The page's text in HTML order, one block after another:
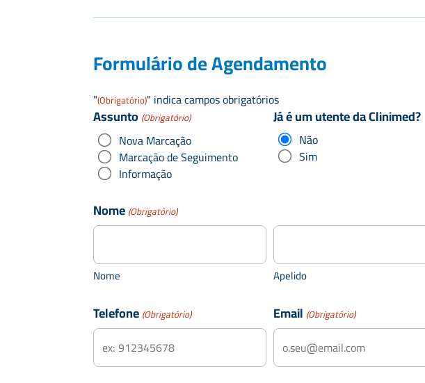
Formulário de Agendamento
"(Obrigatório)" indica campos obrigatórios
Assunto (Obrigatório)
Nova Marcação
Marcação de Seguimento
Informação
Já é um utente da Clinimed?
Não
Sim
Nome (Obrigatório)
Nome Apelido
Telefone (Obrigatório) Email (Obrigatório)